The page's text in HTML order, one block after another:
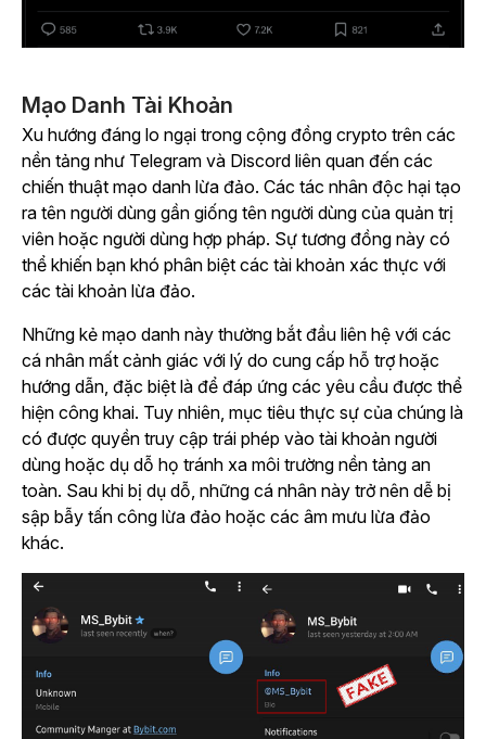
Mạo Danh Tài Khoản
Xu hướng đáng lo ngại trong cộng đồng crypto trên các
nền tảng như Telegram và Discord liên quan đến các
chiến thuật mạo danh lừa đảo. Các tác nhân độc hại tạo
ra tên người dùng gần giống tên người dùng của quản trị
viên hoặc người dùng hợp pháp. Sự tương đồng này có
thể khiến bạn khó phân biệt các tài khoản xác thực với
các tài khoản lừa đảo.
Những kẻ mạo danh này thường bắt đầu liên hệ với các
cá nhân mất cảnh giác với lý do cung cấp hỗ trợ hoặc
hướng dẫn, đặc biệt là để đáp ứng các yêu cầu được thể
hiện công khai. Tuy nhiên, mục tiêu thực sự của chúng là
có được quyền truy cập trái phép vào tài khoản người
dùng hoặc dụ dỗ họ tránh xa môi trường nền tảng an
toàn. Sau khi bị dụ dỗ, những cá nhân này trở nên dễ bị
sập bẫy tấn công lừa đảo hoặc các âm mưu lừa đảo
khác.